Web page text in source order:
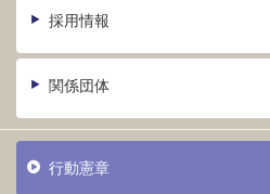
採用情報
関係団体
行動憲章